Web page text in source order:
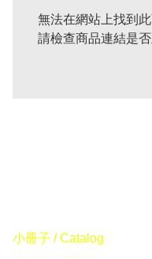
無法在網站上找到
請檢查商品連結是否
小冊子 / Catalog